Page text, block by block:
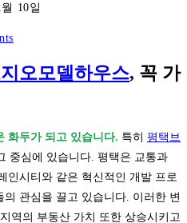
10일
오모델하우스, 꼭 가
화두가 되고 있습니다. 특히 평택브
중심에 있습니다. 평택은 교통과
인시티와 같은 혁신적인 개발 프로
관심을 끌고 있습니다. 이러한 변
역의 부동산 가치 또한 상승시키고